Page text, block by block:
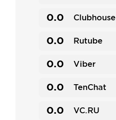
0.0 Clubhouse
0.0 Rutube
0.0 Viber
0.0 TenChat
0.0 VC.RU